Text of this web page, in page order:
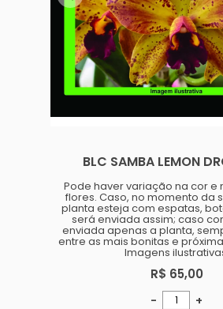
priorizando plantas saudáveis,
bem desenvolvidas e com
informações claras no catálogo.
Nosso objetivo é tornar a compra
simples, segura e transparente —
desde a escolha até o
recebimento.
Além do catálogo online,
Bauru, onde plantas são
acompanhamento diário.
para quem está começando,
ajudando clientes a entender
necessidades de luz, rega e
manejo de cada espécie.
No Orquidário Bauru, cada
planta é tratada com respeito, e
cada cliente é recebido com
atenção. Nosso compromisso é
entregar qualidade, confiança e
uma experiência que incentive o
BLC SAMBA LEMON
Pode haver variação na cor e
flores. Caso, no momento da
planta esteja com espatas,
será enviada assim; caso
enviada apenas a planta,
entre as mais bonitas e
Imagens
R$ 65,00
- +